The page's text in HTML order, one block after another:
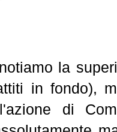
la
in fondo),
di